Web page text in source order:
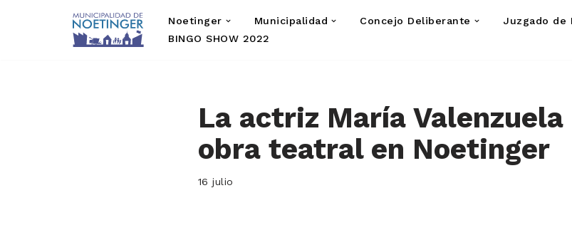
Noetinger Municipalidad Concejo Deliberante Juzgado de
BINGO SHOW 2022
La actriz María
obra teatral en Noetinger
16 julio